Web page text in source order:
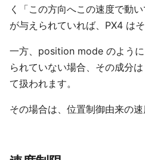
く「この方向へこの速度で動
が与えられていれば、PX4 はそ
一方、position mode のよう
られていない場合、その成分は
て扱われます。
その場合は、位置制御由来の速